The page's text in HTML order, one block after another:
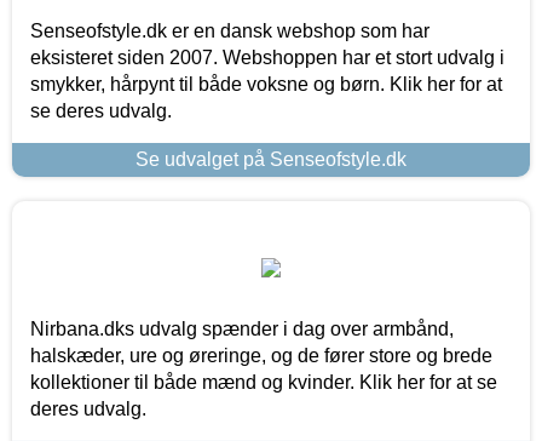
Senseofstyle.dk er en dansk webshop som har
eksisteret siden 2007. Webshoppen har et stort udvalg i
smykker, hårpynt til både voksne og børn. Klik her for at
se deres udvalg.
Se udvalget på Senseofstyle.dk
Nirbana.dks udvalg spænder i dag over armbånd,
halskæder, ure og øreringe, og de fører store og brede
kollektioner til både mænd og kvinder. Klik her for at se
deres udvalg.